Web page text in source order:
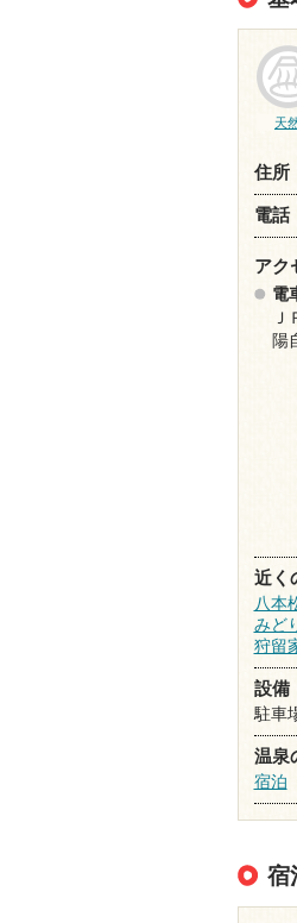
天
住所
電話
アク
電
陽
近く
八本
みど
狩留
設備
駐車
温泉
宿泊
宿